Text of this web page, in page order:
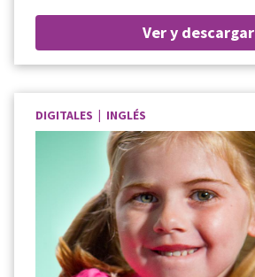
Ver y descargar
DIGITALES | INGLÉS